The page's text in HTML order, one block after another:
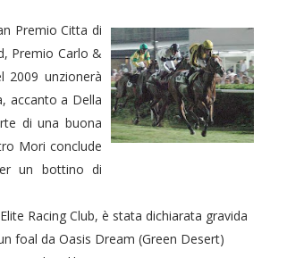
Premio Citta di
Premio Carlo &
2009 unzionerà
accanto a Della
di una buona
Mori conclude
un bottino di
Racing Club, è stata dichiarata gravida
foal da Oasis Dream (Green Desert)